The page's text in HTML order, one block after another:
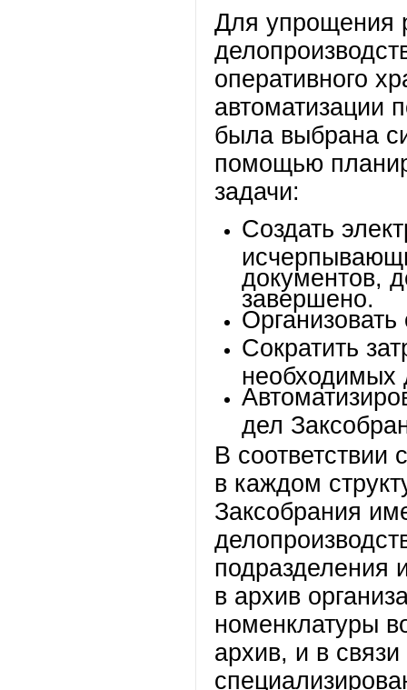
Для упрощения
оперативного
автоматизации
была выбрана
помощью
задачи:
Создать
документов,
завершено.
Сократить
необходимых
дел
В соответствии
в каждом
Заксобрания
подразделения
в архив
номенклатуры
архив, и в